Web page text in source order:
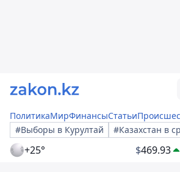
ПолитикаМирФинансыСтатьи
#Выборы в Курултай
#Казахстан в
+25° $469.93